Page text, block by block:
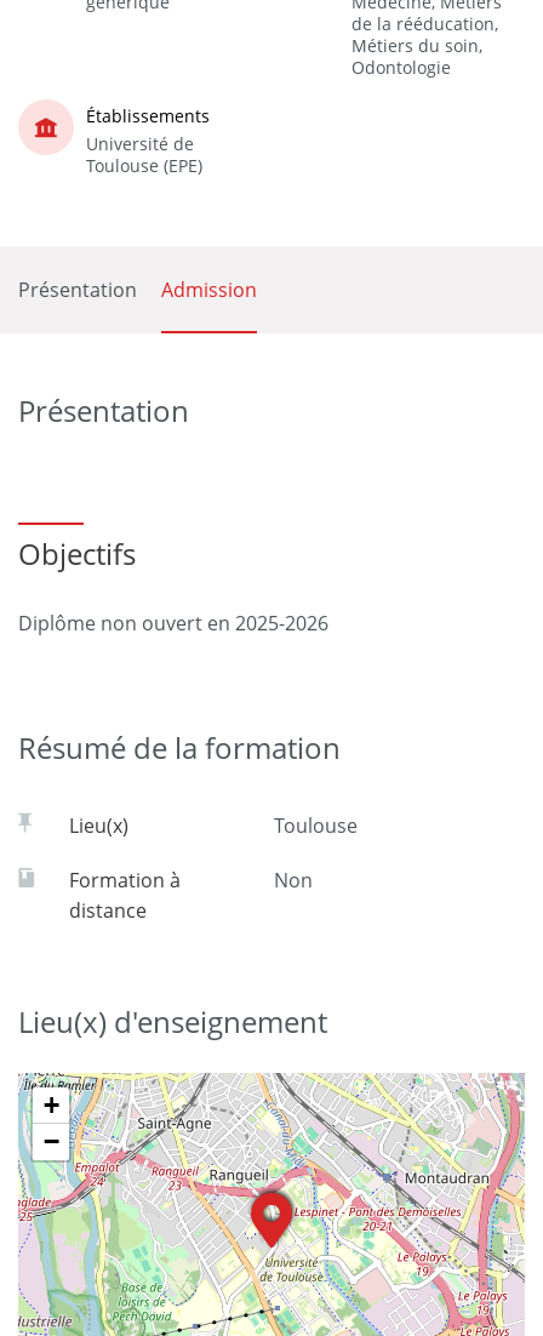
de la rééducation,
Métiers du soin,
Odontologie
Établissements
Université de
Toulouse (EPE)
Présentation Admission
Présentation
Objectifs
Diplôme non ouvert en 2025-2026
Résumé de la formation
Lieu(x) Toulouse
Formation à
distance
Non
Lieu(x) d'enseignement
+
−